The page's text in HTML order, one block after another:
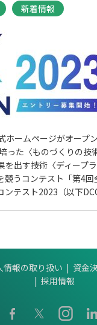
新着情報
ホームページがオープ
った〈ものづくりの技
を出す技術〈ディープ
競うコンテスト「第4
ンテスト2023（以下
情報の取り扱い
資金
採用情報